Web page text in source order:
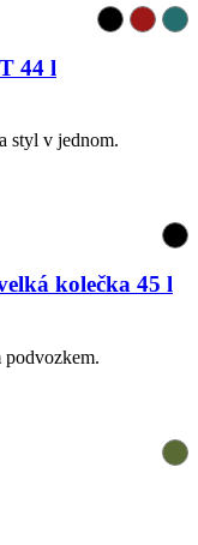
44 l
styl v jednom.
kolečka 45 l